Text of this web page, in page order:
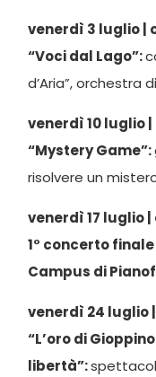
venerdì 3 luglio |
“Voci dal Lago”:
d’Aria”, orchestra
venerdì 10 luglio |
“Mystery Game”:
risolvere un
venerdì 17 luglio |
1° concerto
Campus di
venerdì 24 luglio |
“L’oro di
libertà”: